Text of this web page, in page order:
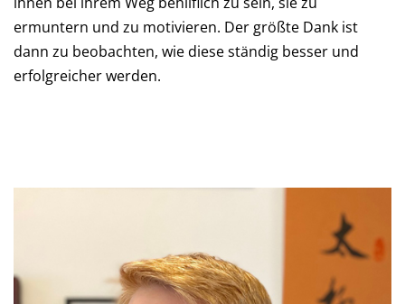
ermuntern und zu motivieren. Der größte Dank ist
dann zu beobachten, wie diese ständig besser und
erfolgreicher werden.